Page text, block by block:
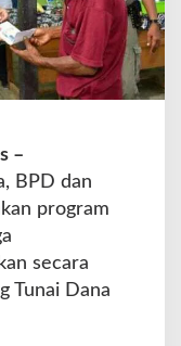
–
BPD dan
program
secara
Tunai Dana